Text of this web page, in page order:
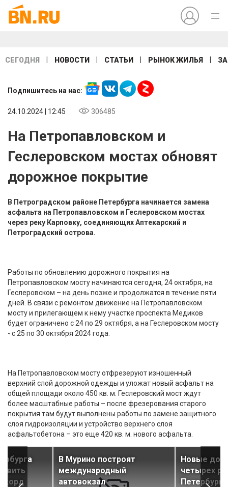
СЕГОДНЯ НОВОСТИ СТАТЬИ РЫНОК ЖИЛЬЯ
Подпишитесь на нас:
24.10.2024 | 12:45 306485
На Петропавловском и
Геслеровском мостах обновят
дорожное покрытие
В Петроградском районе Петербурга начинается замена
асфальта на Петропавловском и Геслеровском мостах
через реку Карповку, соединяющих Аптекарский и
Петроградский острова.
Работы по обновлению дорожного покрытия на
Петропавловском мосту начинаются сегодня, 24 октября, на
Геслеровском – на день позже и продолжатся в течение пяти
дней. В связи с ремонтом движение на Петропавловском
мосту и прилегающем к нему участке проспекта Медиков
будет ограничено с 24 по 29 октября, а на Геслеровском мосту
- с 25 по 30 октября 2024 года.
На Петропавловском мосту отфрезеруют изношенный
верхний слой дорожной одежды и уложат новый асфальт на
общей площади около 450 кв. м. Геслеровский мост ждут
более масштабные работы – после фрезерования старого
покрытия там будут выполнены работы по замене защитного
слоя гидроизоляции и устройство верхнего слоя
асфальтобетона – это еще 420 кв. м. нового асфальта.
В Мурино построят
международный
автовокзал
Новые
четырех
Петербурга